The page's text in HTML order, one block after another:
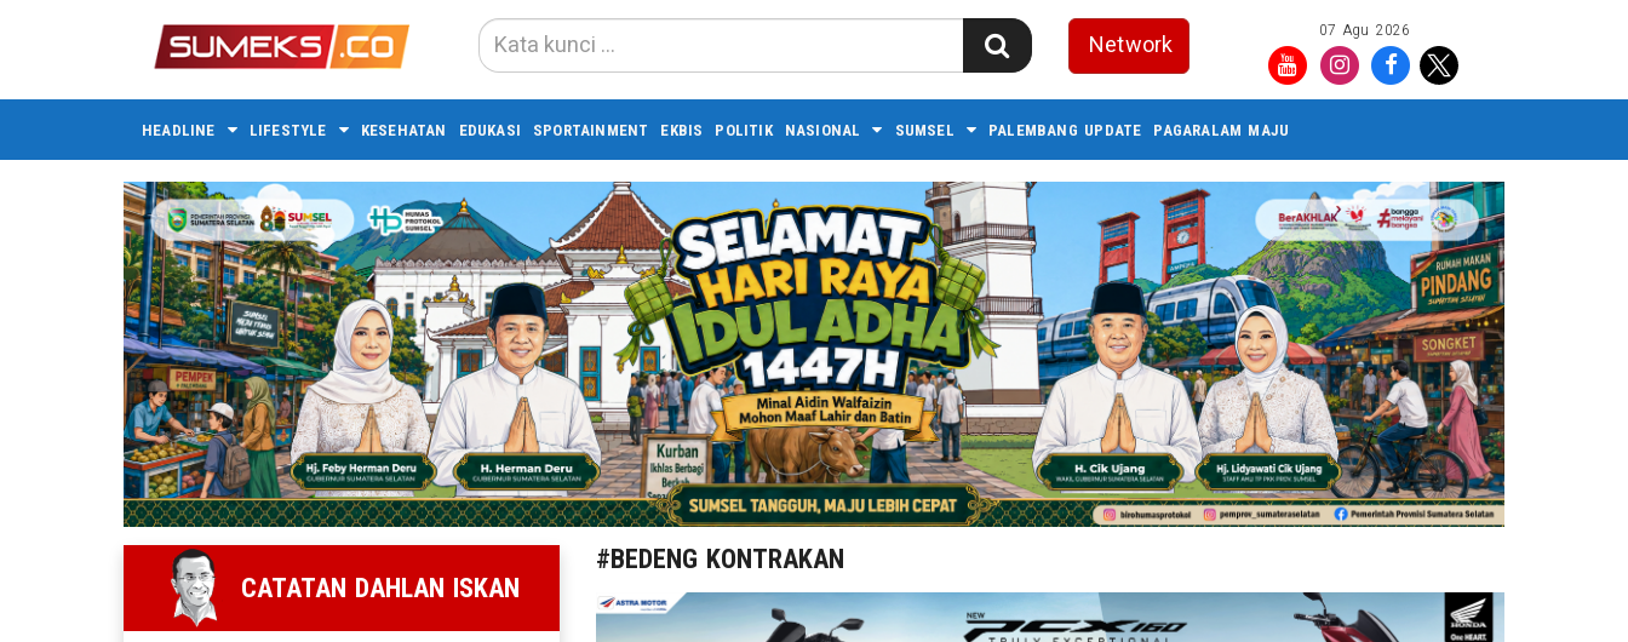
Network 07 Agu 2026
HEADLINE LIFESTYLE KESEHATAN EDUKASI SPORTAINMENT EKBIS POLITIK NASIONAL SUMSEL PALEMBANG UPDATE PAGARALAM MAJU
CATATAN DAHLAN ISKAN
#BEDENG KONTRAKAN